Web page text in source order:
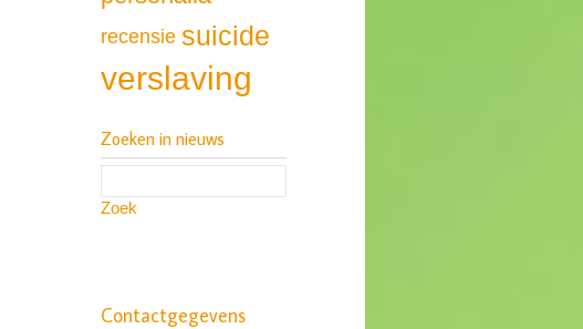
recensie suicide
verslaving
Zoeken in nieuws
Zoek
Contactgegevens